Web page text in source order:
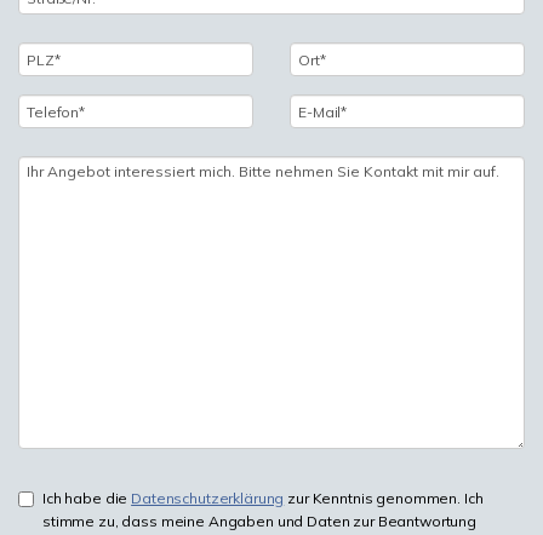
Ich habe die Datenschutzerklärung zur Kenntnis genommen. Ich
stimme zu, dass meine Angaben und Daten zur Beantwortung